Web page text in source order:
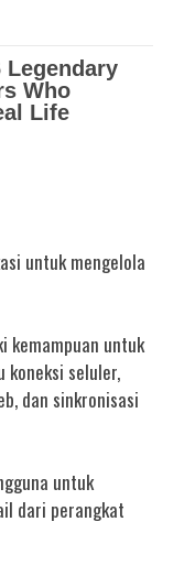
untuk mengelola
kemampuan untuk
koneksi seluler,
dan sinkronisasi
untuk
dari perangkat